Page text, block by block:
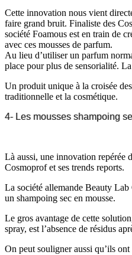
Cette innovation nous vient
faire grand bruit. Finaliste des
société Foamous est en train de
avec ces mousses de parfum.
Au lieu d’utiliser un parfum
place pour plus de sensorialité.
Un produit unique à la croisée
traditionnelle et la cosmétique.
4- Les mousses shampoing
Là aussi, une innovation repérée
Cosmoprof et ses trends reports.
La société allemande Beauty
un shampoing sec en mousse.
Le gros avantage de cette
spray, est l’absence de résidus
On peut souligner aussi qu’ils